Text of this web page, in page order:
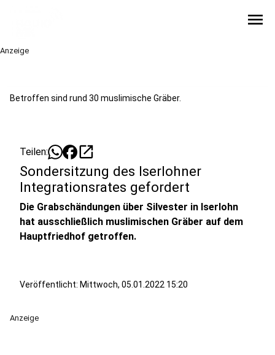
menu
Anzeige
Betroffen sind rund 30 muslimische Gräber.
Teilen: open_in_new
Sondersitzung des Iserlohner
Integrationsrates gefordert
Die Grabschändungen über Silvester in Iserlohn
hat ausschließlich muslimischen Gräber auf dem
Hauptfriedhof getroffen.
Veröffentlicht: Mittwoch, 05.01.2022 15:20
Anzeige